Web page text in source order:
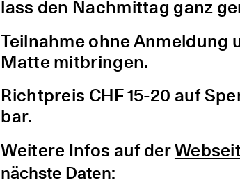
lass den Nachmittag ganz
Teilnahme ohne Anmeldung
Matte mitbringen.
Richtpreis CHF 15-20 auf
bar.
Weitere Infos auf der
nächste Daten: